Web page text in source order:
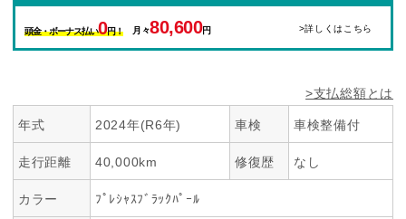
頭金・ボーナス払い0円！ 月々80,600円 >詳しくはこちら
>支払総額とは
年式 2024年(R6年) 車検 車検整備付
走行距離 40,000km 修復歴 なし
カラー ﾌﾟﾚｼｬｽﾌﾞﾗｯｸﾊﾟｰﾙ